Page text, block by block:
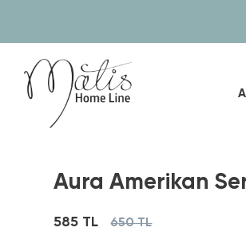
Aura Amerikan
585 TL 650 TL